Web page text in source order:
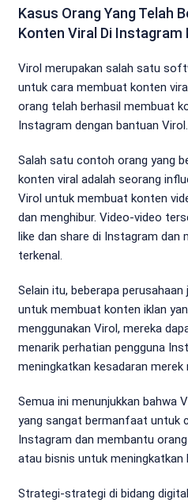
Kasus Orang Yang Telah
Konten Viral Di Instagram
Virol merupakan salah satu
untuk cara membuat konten
orang telah berhasil membuat
Instagram dengan bantuan Virol.
Salah satu contoh orang yang
konten viral adalah seorang
Virol untuk membuat konten
dan menghibur. Video-video
like dan share di Instagram dan
terkenal.
Selain itu, beberapa
untuk membuat konten iklan
menggunakan Virol, mereka
menarik perhatian pengguna
meningkatkan kesadaran merek
Semua ini menunjukkan bahwa
yang sangat bermanfaat untuk
Instagram dan membantu
atau bisnis untuk meningkatkan
Strategi-strategi di bidang